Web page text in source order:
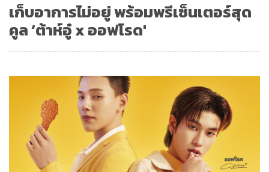
เก็บอาการไม่อยู่ พร้อมพรีเซ็นเตอร์สุด
คูล ‘ต้าห์อู๋ x ออฟโรด'